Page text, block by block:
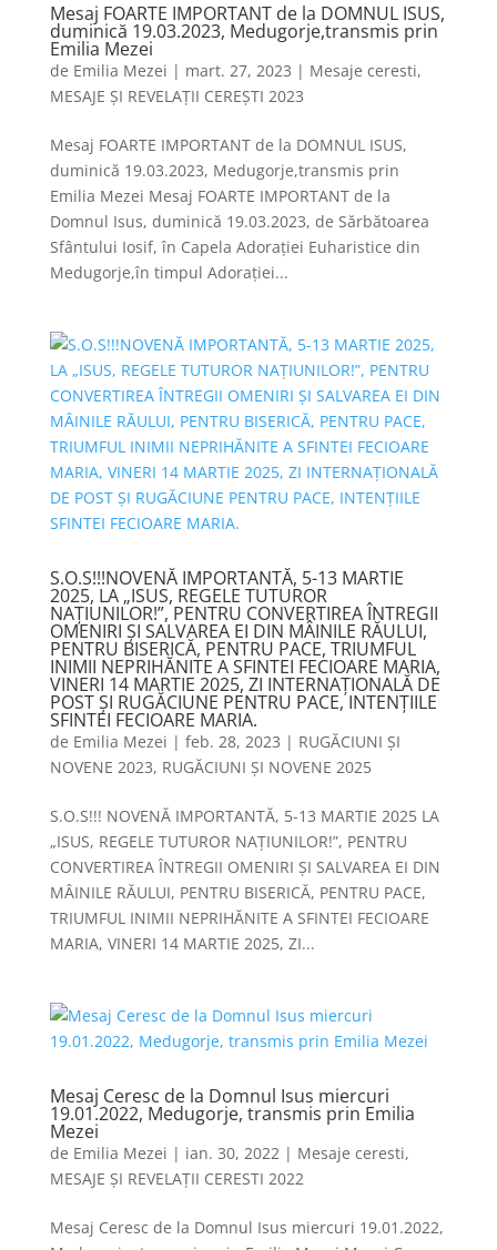
Mesaj FOARTE IMPORTANT de la DOMNUL ISUS,
duminică 19.03.2023, Medugorje,transmis prin
Emilia Mezei
de Emilia Mezei | mart. 27, 2023 | Mesaje ceresti,
MESAJE ȘI REVELAȚII CEREȘTI 2023
Mesaj FOARTE IMPORTANT de la DOMNUL ISUS,
duminică 19.03.2023, Medugorje,transmis prin
Emilia Mezei Mesaj FOARTE IMPORTANT de la
Domnul Isus, duminică 19.03.2023, de Sărbătoarea
Sfântului Iosif, în Capela Adorației Euharistice din
Medugorje,în timpul Adorației...
S.O.S!!!NOVENĂ IMPORTANTĂ, 5-13 MARTIE
2025, LA „ISUS, REGELE TUTUROR
NAȚIUNILOR!”, PENTRU CONVERTIREA ÎNTREGII
OMENIRI ȘI SALVAREA EI DIN MÂINILE RĂULUI,
PENTRU BISERICĂ, PENTRU PACE, TRIUMFUL
INIMII NEPRIHĂNITE A SFINTEI FECIOARE MARIA,
VINERI 14 MARTIE 2025, ZI INTERNAȚIONALĂ DE
POST ȘI RUGĂCIUNE PENTRU PACE, INTENȚIILE
SFINTEI FECIOARE MARIA.
de Emilia Mezei | feb. 28, 2023 | RUGĂCIUNI ȘI
NOVENE 2023, RUGĂCIUNI ȘI NOVENE 2025
S.O.S!!! NOVENĂ IMPORTANTĂ, 5-13 MARTIE 2025 LA
„ISUS, REGELE TUTUROR NAȚIUNILOR!”, PENTRU
CONVERTIREA ÎNTREGII OMENIRI ȘI SALVAREA EI DIN
MÂINILE RĂULUI, PENTRU BISERICĂ, PENTRU PACE,
TRIUMFUL INIMII NEPRIHĂNITE A SFINTEI FECIOARE
MARIA, VINERI 14 MARTIE 2025, ZI...
Mesaj Ceresc de la Domnul Isus miercuri
19.01.2022, Medugorje, transmis prin Emilia
Mezei
de Emilia Mezei | ian. 30, 2022| Mesaje ceresti,
MESAJE ȘI REVELAȚII CERESTI 2022
Mesaj Ceresc de la Domnul Isus miercuri 19.01.2022,